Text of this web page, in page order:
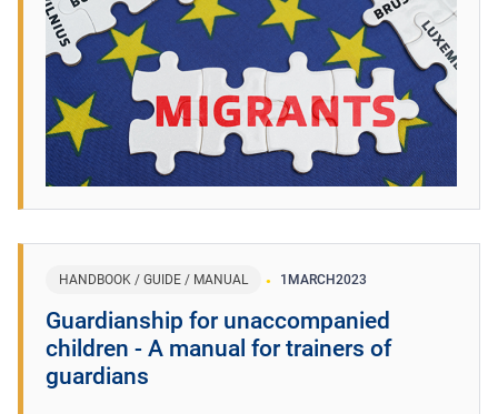
HANDBOOK / GUIDE / MANUAL 1MARCH2023
Guardianship for unaccompanied
children - A manual for trainers of
guardians